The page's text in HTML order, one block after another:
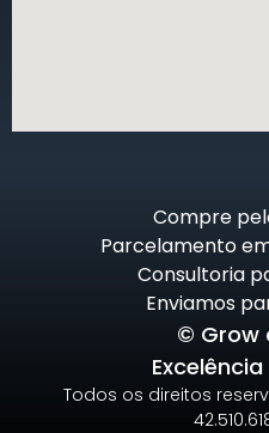
Compre
Parcelamento
Consultoria
Enviamos
© Grow
Todos os direitos